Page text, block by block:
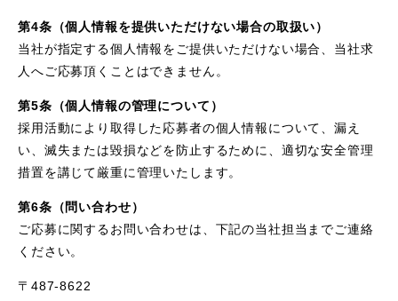
第4条（個人情報を提供いただけない場合の取扱い）
当社が指定する個人情報をご提供いただけない場合、当社求
人へご応募頂くことはできません。
第5条（個人情報の管理について）
採用活動により取得した応募者の個人情報について、漏え
い、滅失または毀損などを防止するために、適切な安全管理
措置を講じて厳重に管理いたします。
第6条（問い合わせ）
ご応募に関するお問い合わせは、下記の当社担当までご連絡
ください。
〒487-8622